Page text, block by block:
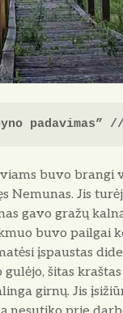
buvo brangi
Nemunas. Jis
gavo gražų
buvo pailgai
įspaustas
šitas
girnų. Jis